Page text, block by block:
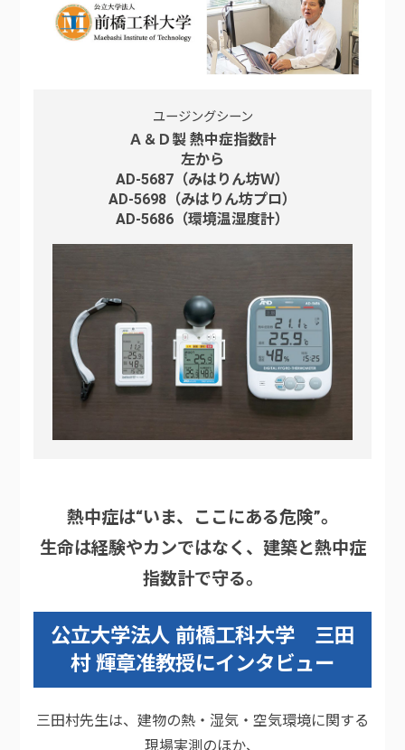
ユージングシーン
Ａ＆Ｄ製 熱中症指数計
左から
AD-5687（みはりん坊Ｗ）
AD-5698（みはりん坊プロ）
AD-5686（環境温湿度計）
熱中症は“いま、ここにある危険”。
生命は経験やカンではなく、建築と熱中症
指数計で守る。
公立大学法人 前橋工科大学 三田
村 輝章准教授にインタビュー
三田村先生は、建物の熱・湿気・空気環境に関する
現場実測のほか、